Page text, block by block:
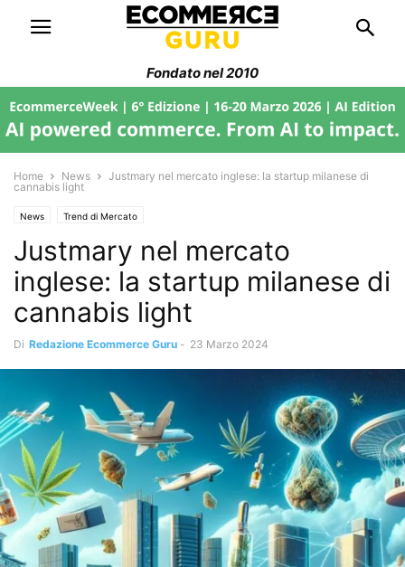
Fondato nel 2010
Home News
Justmary nel mercato inglese: la startup milanese di
cannabis light
News Trend di Mercato
Justmary nel mercato
inglese: la startup milanese di
cannabis light
Di Redazione Ecommerce Guru - 23 Marzo 2024